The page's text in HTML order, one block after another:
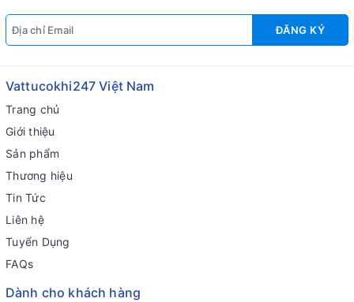
ĐĂNG KÝ
Vattucokhi247 Việt Nam
Trang chủ
Giới thiệu
Sản phẩm
Thương hiệu
Tin Tức
Liên hệ
Tuyển Dụng
FAQs
Dành cho khách hàng